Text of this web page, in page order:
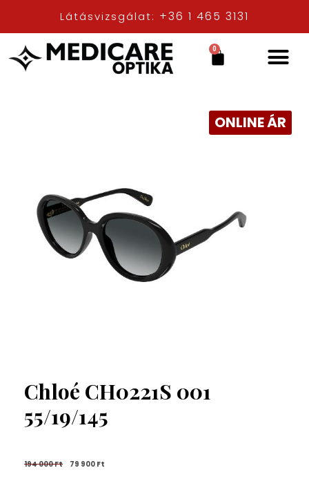
Látásvizsgálat: +36 1 465 3131
0
ONLINE ÁR
Chloé CH0221S 001
55/19/145
194 000 Ft 79 900 Ft